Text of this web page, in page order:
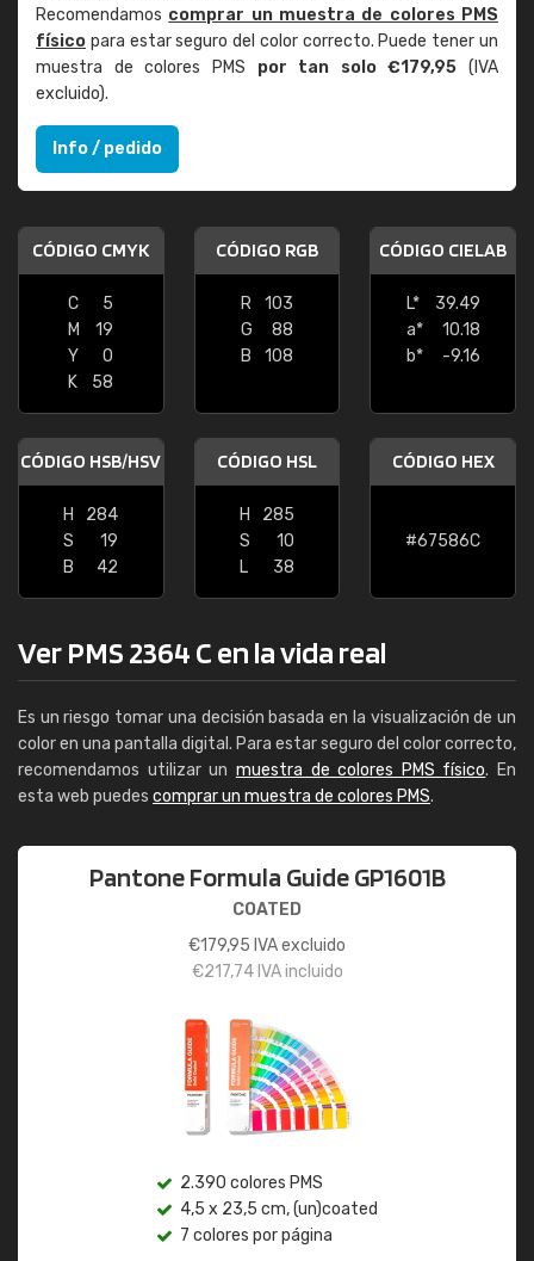
Recomendamos comprar un muestra de colores PMS
físico para estar seguro del color correcto. Puede tener un
muestra de colores PMS por tan solo €179,95 (IVA
excluido).
Info / pedido
CÓDIGO CMYK
C
5
M
19
Y
0
K
58
CÓDIGO RGB
R
103
G
88
B
108
CÓDIGO CIELAB
L*
39.49
a*
10.18
b*
-9.16
CÓDIGO HSB/HSV
H
284
S
19
B
42
CÓDIGO HSL
H
285
S
10
L
38
CÓDIGO HEX
#67586C
Ver PMS 2364 C en la vida real
Es un riesgo tomar una decisión basada en la visualización de un
color en una pantalla digital. Para estar seguro del color correcto,
recomendamos utilizar un muestra de colores PMS físico. En
esta web puedes comprar un muestra de colores PMS.
Pantone Formula Guide GP1601B
COATED
€179,95 IVA excluido
€217,74IVA incluido
2.390 colores PMS
4,5 x 23,5 cm, (un)coated
7 colores por página